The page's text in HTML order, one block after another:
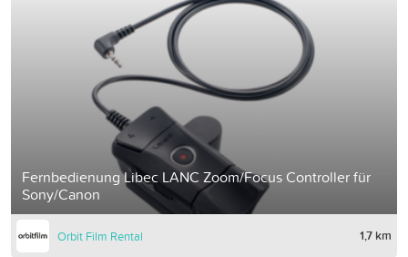
Fernbedienung Libec LANC Zoom/Focus Controller für
Sony/Canon
Orbit Film Rental 1,7 km